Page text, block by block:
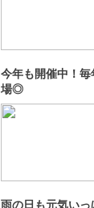
今年も開催中！
場◎
雨の日も元気い